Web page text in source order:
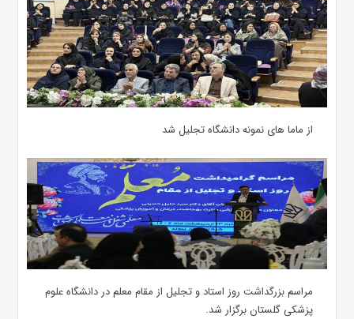
از ماما های نمونه دانشگاه تجلیل شد
مراسم بزرگداشت روز استاد و تجلیل از مقام معلم در دانشگاه علوم
پزشکی گلستان برگزار شد.‌